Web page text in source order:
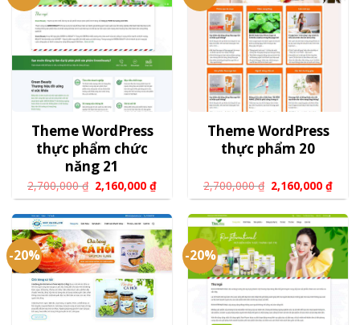
Theme WordPress
thực phẩm chức
năng 21
2,700,000₫ 2,160,000₫
Theme WordPress
thực phẩm 20
2,700,000₫ 2,160,000₫
-20% -20%